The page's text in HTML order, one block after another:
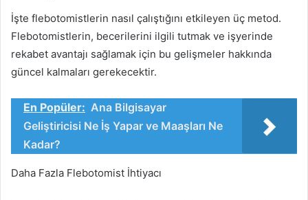
İşte flebotomistlerin nasıl çalıştığını etkileyen üç metod.
Flebotomistlerin, becerilerini ilgili tutmak ve işyerinde
rekabet avantajı sağlamak için bu gelişmeler hakkında
güncel kalmaları gerekecektir.
En Popüler: Ana Bilgisayar
Geliştiricisi Ne İş Yapar ve Maaşları Ne
Kadar?
Daha Fazla Flebotomist İhtiyacı